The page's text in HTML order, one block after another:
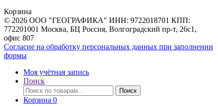
Корзина
© 2026 ООО "ГЕОГРАФИКА" ИНН: 9722018701 КПП:
772201001 Москва, БЦ Россия, Волгоградский пр-т, 26с1,
офис 807
Согласие на обработку персональных данных при заполнении
формы
Моя учётная запись
Поиск
Искать:
Поиск
Корзина 0